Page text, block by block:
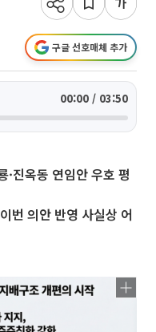
구글 선호매체 추가
00:00 / 03:50
진옥동 연임안 우호 평
번 의안 반영 사실상 어